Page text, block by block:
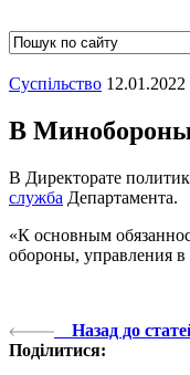
Суспiльство 12.01.2022
В Минобороны
В Директорате
служба Департамента.
«К основным
обороны, управления в
Назад до
Поділитися: